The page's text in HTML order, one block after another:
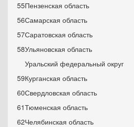
55Пензенская область
56Самарская область
57Саратовская область
58Ульяновская область
Уральский федеральный округ
59Курганская область
60Свердловская область
61Тюменская область
62Челябинская область